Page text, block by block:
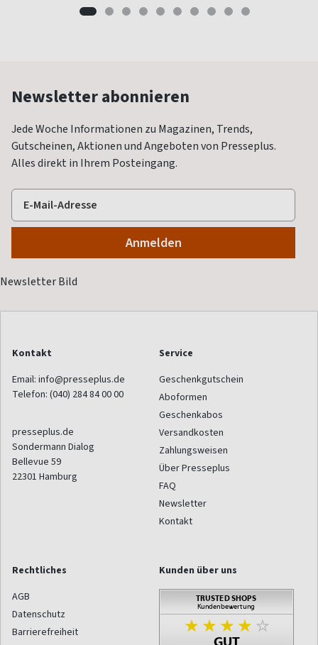
Newsletter abonnieren
Jede Woche Informationen zu Magazinen, Trends,
Gutscheinen, Aktionen und Angeboten von Presseplus.
Alles direkt in Ihrem Posteingang.
Kontakt
Email: info@presseplus.de
Telefon: (040) 284 84 00 00
presseplus.de
Sondermann Dialog
Bellevue 59
22301 Hamburg
Service
Geschenkgutschein
Aboformen
Geschenkabos
Versandkosten
Zahlungsweisen
Über Presseplus
FAQ
Newsletter
Kontakt
Rechtliches
AGB
Datenschutz
Barrierefreiheit
Kunden über uns